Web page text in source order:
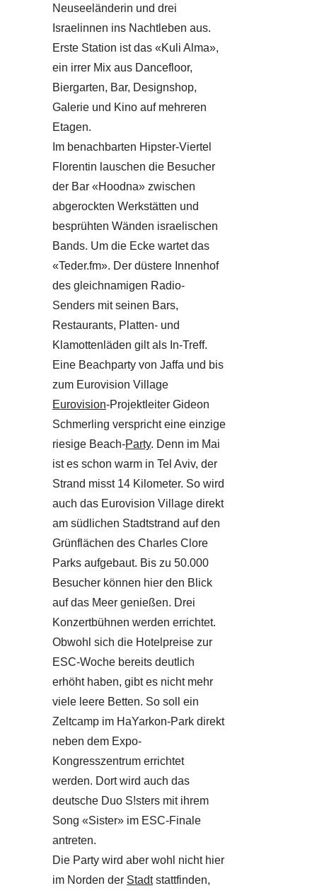
Neuseeländerin und drei
Israelinnen ins Nachtleben aus.
Erste Station ist das «Kuli Alma»,
ein irrer Mix aus Dancefloor,
Biergarten, Bar, Designshop,
Galerie und Kino auf mehreren
Etagen.
Im benachbarten Hipster-Viertel
Florentin lauschen die Besucher
der Bar «Hoodna» zwischen
abgerockten Werkstätten und
besprühten Wänden israelischen
Bands. Um die Ecke wartet das
«Teder.fm». Der düstere Innenhof
des gleichnamigen Radio-
Senders mit seinen Bars,
Restaurants, Platten- und
Klamottenläden gilt als In-Treff.
Eine Beachparty von Jaffa und bis
zum Eurovision Village
Eurovision-Projektleiter Gideon
Schmerling verspricht eine einzige
riesige Beach-Party. Denn im Mai
ist es schon warm in Tel Aviv, der
Strand misst 14 Kilometer. So wird
auch das Eurovision Village direkt
am südlichen Stadtstrand auf den
Grünflächen des Charles Clore
Parks aufgebaut. Bis zu 50.000
Besucher können hier den Blick
auf das Meer genießen. Drei
Konzertbühnen werden errichtet.
Obwohl sich die Hotelpreise zur
ESC-Woche bereits deutlich
erhöht haben, gibt es nicht mehr
viele leere Betten. So soll ein
Zeltcamp im HaYarkon-Park direkt
neben dem Expo-
Kongresszentrum errichtet
werden. Dort wird auch das
deutsche Duo S!sters mit ihrem
Song «Sister» im ESC-Finale
antreten.
Die Party wird aber wohl nicht hier
im Norden der Stadtstattfinden,